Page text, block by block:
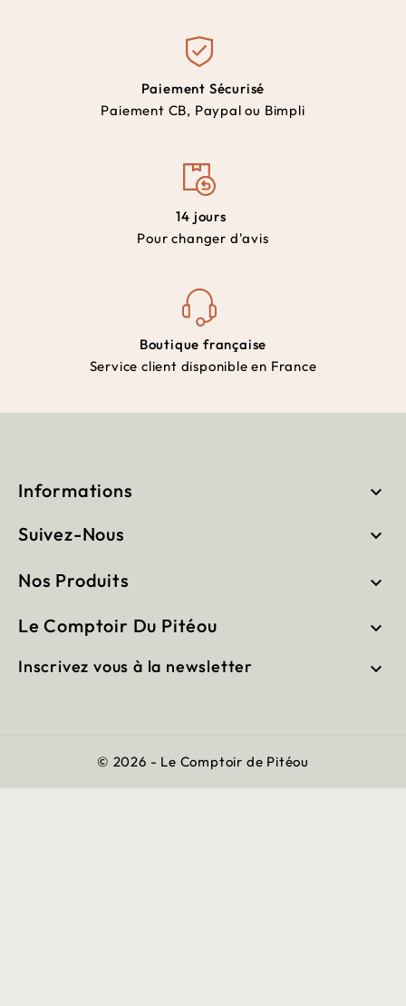
Paiement Sécurisé
Paiement CB, Paypal ou Bimpli
14 jours
Pour changer d'avis
Boutique française
Service client disponible en France
Informations 
Suivez-Nous 
Nos Produits 
Le Comptoir Du Pitéou 
Inscrivez vous à la newsletter 
© 2026 - Le Comptoir de Pitéou